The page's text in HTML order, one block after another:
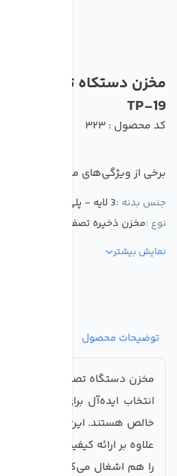
مخزن دستکاه تصفیه
TP-19
کد محصول : 323
برخی از ویژگی‌های مهم این محصول :
جنس بدنه :3 لایه - پلی پروپلین با لایه داخلی استیل - PVC خوراکی
نوع :مخزن ذخیره تصفیه آب خانگی
نمایش بیشتر
توضیحات محصول
انتخاب ایده‌آل برای کسانی
خالص هستند. این محصول با
علاوه بر ارائه کیفیت بالای